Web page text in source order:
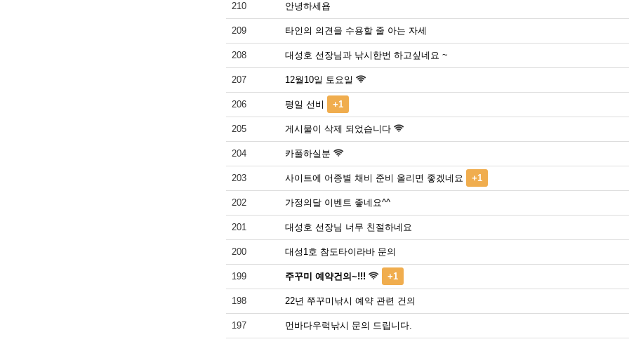
210 안녕하세욥
209 타인의 의견을 수용할 줄 아는 자세
208 대성호 선장님과 낚시한번 하고싶네요 ~
207 12월10일 토요일
206 평일 선비 +1
205 게시물이 삭제 되었습니다
204 카풀하실분
203 사이트에 어종별 채비 준비 올리면 좋겠네요 +1
202 가정의달 이벤트 좋네요^^
201 대성호 선장님 너무 친절하네요
200 대성1호 참도타이라바 문의
199 주꾸미 예약건의~!!! +1
198 22년 쭈꾸미낚시 예약 관련 건의
197 먼바다우럭낚시 문의 드립니다.